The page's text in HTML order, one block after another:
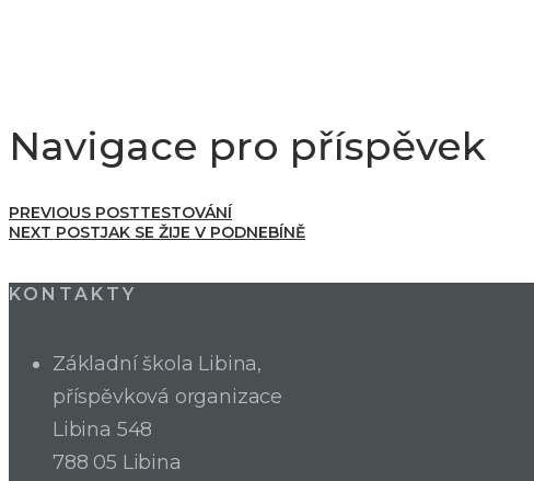
Navigace pro příspěvek
PREVIOUS POSTTESTOVÁNÍ
NEXT POSTJAK SE ŽIJE V PODNEBÍNĚ
KONTAKTY
Základní škola Libina,
příspěvková organizace
Libina 548
788 05 Libina